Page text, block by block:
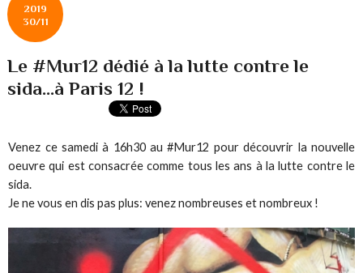
2019
30/11
Le #Mur12 dédié à la lutte contre le
sida...à Paris 12 !
Venez ce samedi à 16h30 au #Mur12 pour découvrir la nouvelle
oeuvre qui est consacrée comme tous les ans à la lutte contre le
sida.
Je ne vous en dis pas plus: venez nombreuses et nombreux !